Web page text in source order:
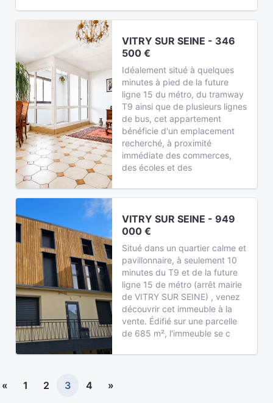
VITRY SUR SEINE - 346
500 €
Idéalement situé à quelques
minutes à pied de la future
ligne 15 du métro, du tramway
T9 ainsi que de plusieurs lignes
de bus, cet appartement
bénéficie d'un emplacement
recherché, à proximité
immédiate des commerces,
des écoles et des
VITRY SUR SEINE - 949
000 €
Situé dans un quartier calme et
pavillonnaire, à seulement 10
minutes du T9 et de la future
ligne 15 de métro (arrêt mairie
de VITRY SUR SEINE) , venez
découvrir cet immeuble à la
vente. Édifié sur une parcelle
de 685 m², l'immeuble se c
« 1 2 3 4 »